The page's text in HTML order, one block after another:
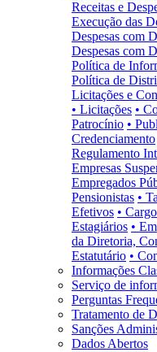
Receitas e
Execução das
Despesas com
Despesas com
Política de
Política de
Licitações e
• Licitações •
Patrocínio •
Credenciamento
Regulamento
Empresas
Empregados
Pensionistas •
Efetivos •
Estagiários •
da Diretoria,
Estatutário •
Informações
Serviço de
Perguntas
Tratamento de
Sanções
Dados Abertos